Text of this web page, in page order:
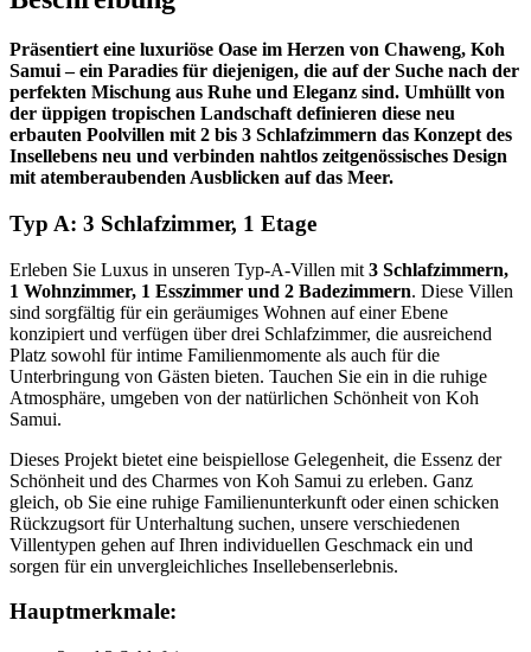
Präsentiert eine luxuriöse Oase im Herzen von Chaweng, Koh
Samui – ein Paradies für diejenigen, die auf der Suche nach der
perfekten Mischung aus Ruhe und Eleganz sind. Umhüllt von
der üppigen tropischen Landschaft definieren diese neu
erbauten Poolvillen mit 2 bis 3 Schlafzimmern das Konzept des
Insellebens neu und verbinden nahtlos zeitgenössisches Design
mit atemberaubenden Ausblicken auf das Meer.
Typ A: 3 Schlafzimmer, 1 Etage
Erleben Sie Luxus in unseren Typ-A-Villen mit 3 Schlafzimmern,
1 Wohnzimmer, 1 Esszimmer und 2 Badezimmern. Diese Villen
sind sorgfältig für ein geräumiges Wohnen auf einer Ebene
konzipiert und verfügen über drei Schlafzimmer, die ausreichend
Platz sowohl für intime Familienmomente als auch für die
Unterbringung von Gästen bieten. Tauchen Sie ein in die ruhige
Atmosphäre, umgeben von der natürlichen Schönheit von Koh
Samui.
Dieses Projekt bietet eine beispiellose Gelegenheit, die Essenz der
Schönheit und des Charmes von Koh Samui zu erleben. Ganz
gleich, ob Sie eine ruhige Familienunterkunft oder einen schicken
Rückzugsort für Unterhaltung suchen, unsere verschiedenen
Villentypen gehen auf Ihren individuellen Geschmack ein und
sorgen für ein unvergleichliches Insellebenserlebnis.
Hauptmerkmale: